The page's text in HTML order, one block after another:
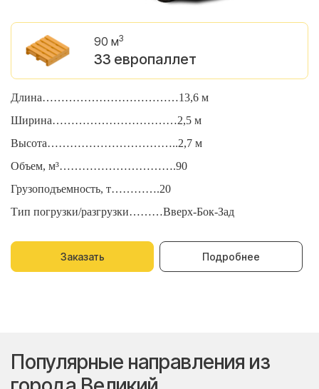
90 м3
33 европаллет
Длина………………………………13,6 м
Ширина……………………………2,5 м
Высота……………………………..2,7 м
Объем, м³………………………….90
Грузоподъемность, т………….20
Тип погрузки/разгрузки………Вверх-Бок-Зад
Заказать Подробнее
Популярные направления из